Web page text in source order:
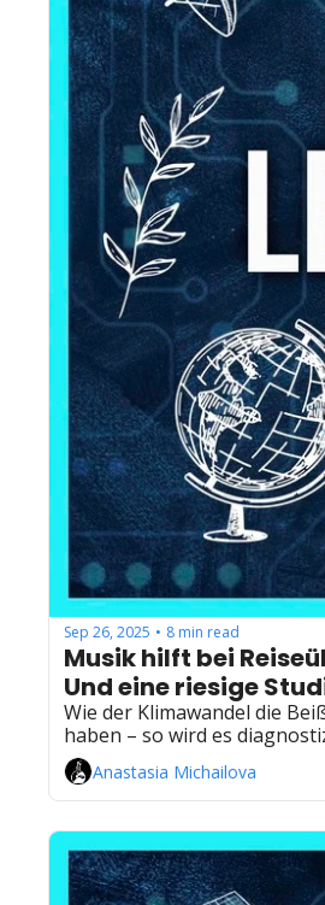
Sep 26, 2025 • 8 min read
Musik hilft bei
Und eine riesige
Wie der Klimawandel die
haben – so wird es
Anastasia Michailova